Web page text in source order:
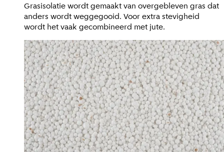
Grasisolatie wordt gemaakt van overgebleven gras dat
anders wordt weggegooid. Voor extra stevigheid
wordt het vaak gecombineerd met jute.